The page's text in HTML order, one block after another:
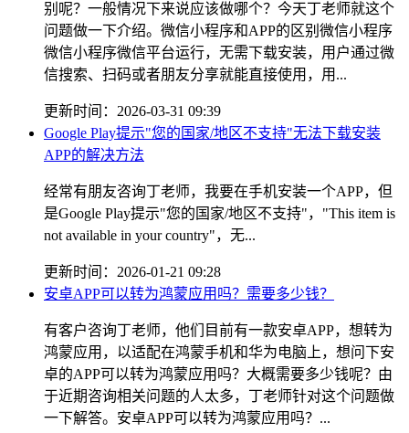
别呢？一般情况下来说应该做哪个？今天丁老师就这个
问题做一下介绍。微信小程序和APP的区别微信小程序
微信小程序微信平台运行，无需下载安装，用户通过微
信搜索、扫码或者朋友分享就能直接使用，用...
更新时间：2026-03-31 09:39
Google Play提示"您的国家/地区不支持"无法下载安装
APP的解决方法
经常有朋友咨询丁老师，我要在手机安装一个APP，但
是Google Play提示"您的国家/地区不支持"，"This item is
not available in your country"，无...
更新时间：2026-01-21 09:28
安卓APP可以转为鸿蒙应用吗？需要多少钱？
有客户咨询丁老师，他们目前有一款安卓APP，想转为
鸿蒙应用，以适配在鸿蒙手机和华为电脑上，想问下安
卓的APP可以转为鸿蒙应用吗？大概需要多少钱呢？由
于近期咨询相关问题的人太多，丁老师针对这个问题做
一下解答。安卓APP可以转为鸿蒙应用吗？...